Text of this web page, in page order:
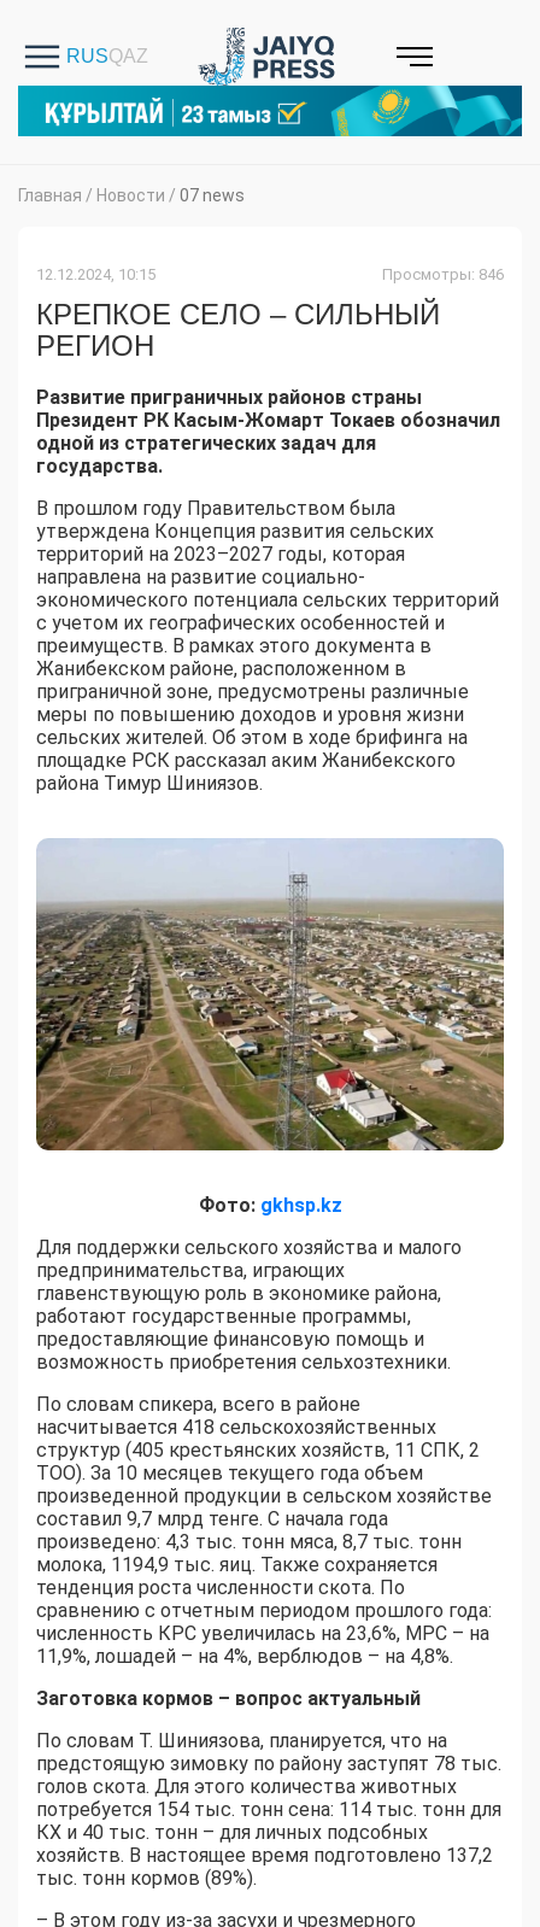
Главная / Новости / 07 news
12.12.2024, 10:15 Просмотры: 846
КРЕПКОЕ СЕЛО – СИЛЬНЫЙ
РЕГИОН
Развитие приграничных районов страны
Президент РК Касым-Жомарт Токаев обозначил
одной из стратегических задач для
государства.
В прошлом году Правительством была
утверждена Концепция развития сельских
территорий на 2023–2027 годы, которая
направлена на развитие социально-
экономического потенциала сельских территорий
с учетом их географических особенностей и
преимуществ. В рамках этого документа в
Жанибекском районе, расположенном в
приграничной зоне, предусмотрены различные
меры по повышению доходов и уровня жизни
сельских жителей. Об этом в ходе брифинга на
площадке РСК рассказал аким Жанибекского
района Тимур Шиниязов.
Фото: gkhsp.kz
Для поддержки сельского хозяйства и малого
предпринимательства, играющих
главенствующую роль в экономике района,
работают государственные программы,
предоставляющие финансовую помощь и
возможность приобретения сельхозтехники.
По словам спикера, всего в районе
насчитывается 418 сельскохозяйственных
структур (405 крестьянских хозяйств, 11 СПК, 2
ТОО). За 10 месяцев текущего года объем
произведенной продукции в сельском хозяйстве
составил 9,7 млрд тенге. С начала года
произведено: 4,3 тыс. тонн мяса, 8,7 тыс. тонн
молока, 1194,9 тыс. яиц. Также сохраняется
тенденция роста численности скота. По
сравнению с отчетным периодом прошлого года:
численность КРС увеличилась на 23,6%, МРС – на
11,9%, лошадей – на 4%, верблюдов – на 4,8%.
Заготовка кормов – вопрос актуальный
По словам Т. Шиниязова, планируется, что на
предстоящую зимовку по району заступят 78 тыс.
голов скота. Для этого количества животных
потребуется 154 тыс. тонн сена: 114 тыс. тонн для
КХ и 40 тыс. тонн – для личных подсобных
хозяйств. В настоящее время подготовлено 137,2
тыс. тонн кормов (89%).
– В этом году из-за засухи и чрезмерного